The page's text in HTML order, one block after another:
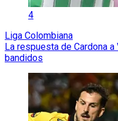
4
Liga Colombiana
La respuesta de Cardona
bandidos